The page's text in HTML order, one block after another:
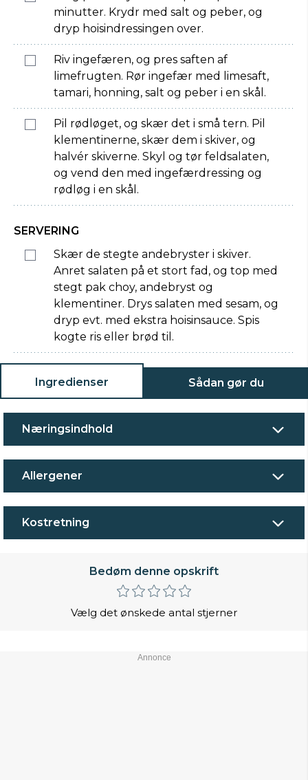
minutter. Krydr med salt og peber, og
dryp hoisindressingen over.
Riv ingefæren, og pres saften af
limefrugten. Rør ingefær med limesaft,
tamari, honning, salt og peber i en skål.
Pil rødløget, og skær det i små tern. Pil
klementinerne, skær dem i skiver, og
halvér skiverne. Skyl og tør feldsalaten,
og vend den med ingefærdressing og
rødløg i en skål.
SERVERING
Skær de stegte andebryster i skiver.
Anret salaten på et stort fad, og top med
stegt pak choy, andebryst og
klementiner. Drys salaten med sesam, og
dryp evt. med ekstra hoisinsauce. Spis
kogte ris eller brød til.
Ingredienser Sådan gør du
Næringsindhold
Allergener
Kostretning
Bedøm denne opskrift
Vælg det ønskede antal stjerner